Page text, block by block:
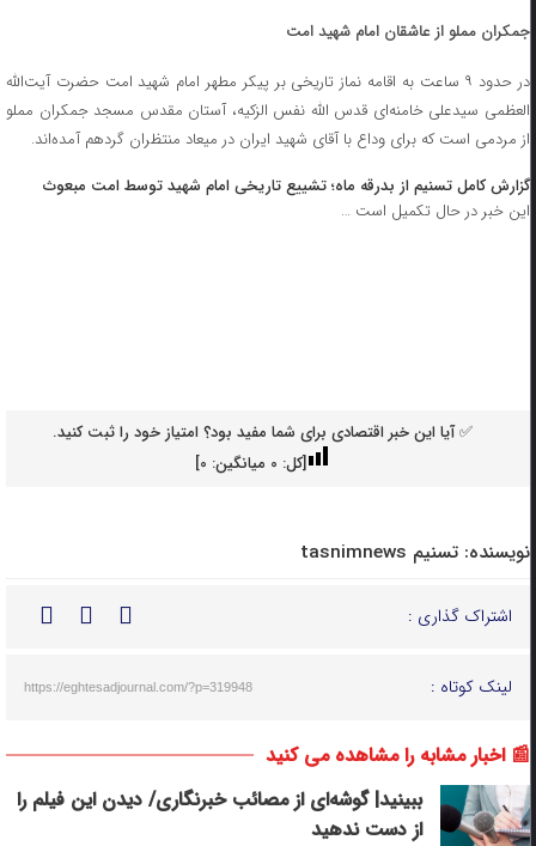
جمکران مملو از عاشقان امام شهید امت
در حدود ۹ ساعت به اقامه نماز تاریخی بر پیکر مطهر امام شهید امت حضرت آیت‌الله
العظمی سیدعلی خامنه‌ای قدس الله نفس الزکیه، آستان مقدس مسجد جمکران مملو
از مردمی است که برای وداع با آقای شهید ایران در میعاد منتظران گردهم آمده‌اند.
گزارش کامل تسنیم از بدرقه ماه؛ تشییع تاریخی امام شهید توسط امت مبعوث
این خبر در حال تکمیل است …
✅ آیا این خبر اقتصادی برای شما مفید بود؟ امتیاز خود را ثبت کنید.
[کل: 0میانگین: 0
]
نویسنده: تسنیم tasnimnews
اشتراک گذاری :
لینک کوتاه : https://eghtesadjournal.com/?p=319948
📰 اخبار مشابه را مشاهده می کنید
ببینید| گوشه‌ای از مصائب خبرنگاری/ دیدن این فیلم را
از دست ندهید